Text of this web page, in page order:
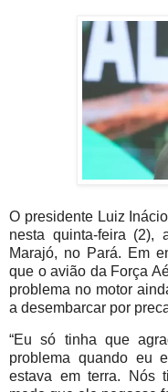
O presidente Luiz
nesta quinta-feira (2),
Marajó, no Pará. Em
que o avião da Força
problema no motor
a desembarcar por
“Eu só tinha que
problema quando eu
estava em terra. Nós